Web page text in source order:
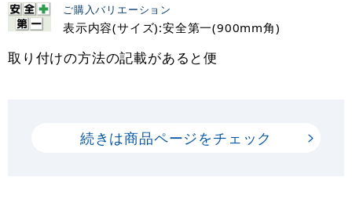
ご購入バリエーション
表示内容(サイズ):安全第一(900mm角)
取り付けの方法の記載があると便
続きは商品ページをチェック